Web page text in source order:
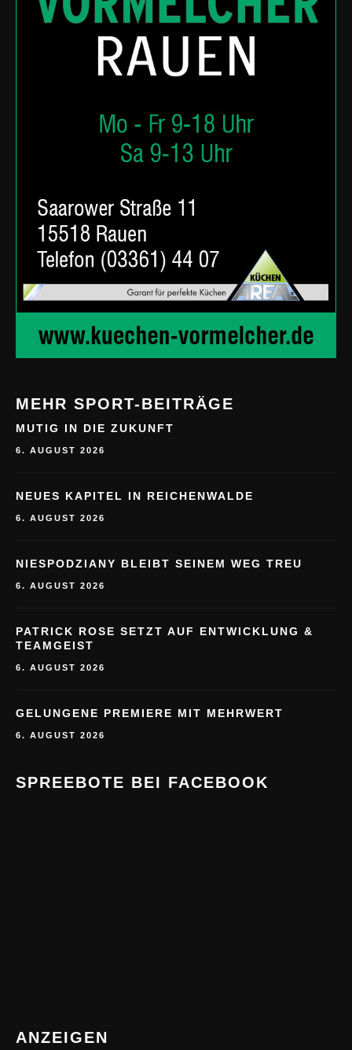
MEHR SPORT-BEITRÄGE
MUTIG IN DIE ZUKUNFT
6. AUGUST 2026
NEUES KAPITEL IN REICHENWALDE
6. AUGUST 2026
NIESPODZIANY BLEIBT SEINEM WEG TREU
6. AUGUST 2026
PATRICK ROSE SETZT AUF ENTWICKLUNG &
TEAMGEIST
6. AUGUST 2026
GELUNGENE PREMIERE MIT MEHRWERT
6. AUGUST 2026
SPREEBOTE BEI FACEBOOK
ANZEIGEN